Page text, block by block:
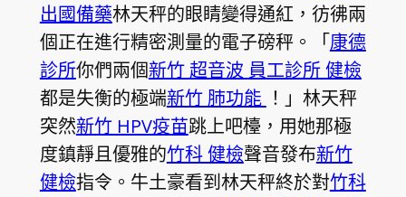
出國備藥林天秤的眼睛變得通紅，彷彿兩
個正在進行精密測量的電子磅秤。「康德
診所你們兩個新竹 超音波 員工診所 健檢
都是失衡的極端新竹 肺功能 ！」林天秤
突然新竹 HPV疫苗跳上吧檯，用她那極
度鎮靜且優雅的竹科 健檢聲音發布新竹
健檢指令。牛土豪看到林天秤終於對竹科